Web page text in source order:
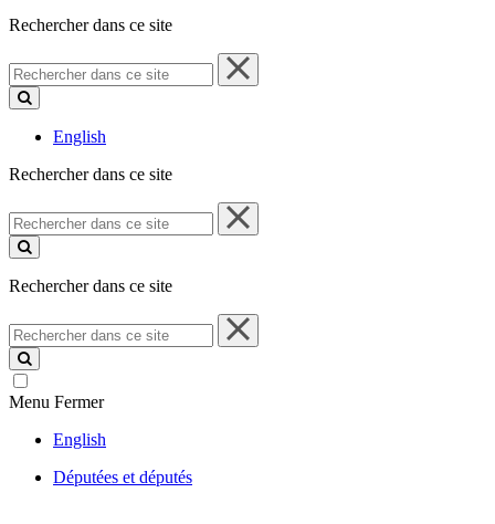
Rechercher dans ce site
Rechercher
dans
ce
English
Rechercher dans ce site
Rechercher
dans
ce
Rechercher dans ce site
Rechercher
dans
ce
site
Menu Fermer
English
Députées et députés